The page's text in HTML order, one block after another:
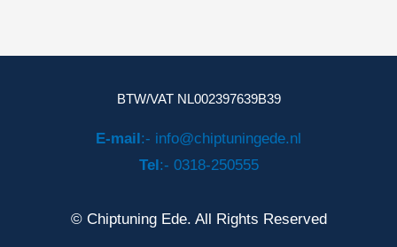
BTW/VAT NL002397639B39
E-mail :- info@chiptuningede.nl
Tel :- 0318-250555
© Chiptuning Ede. All Rights Reserved